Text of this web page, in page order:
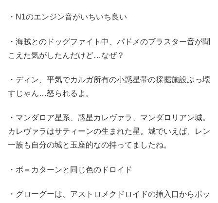
・N1のエンジン音がいちいち良い
・海賊とのドッグファイト中、パドメのブラスター音が聞
こえた気がしたんだけど…なぜ？
・ディン、平気でカルガ所有の小惑星帯の採掘施設ぶっ壊
すじゃん…怒られるよ。
・マンダロア星系、惑星カレヴァラ、マンダロリアン城。
カレヴァラはサティーンの生まれた星。城でいえば、レン
一族も自分の城と玉座的なの持ってましたね。
・ボ＝カターンと同じ色のドロイド
・グローグーは、アストロメクドロイドの挿入口からポッ